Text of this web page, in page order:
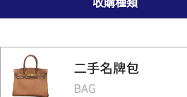
收購種類